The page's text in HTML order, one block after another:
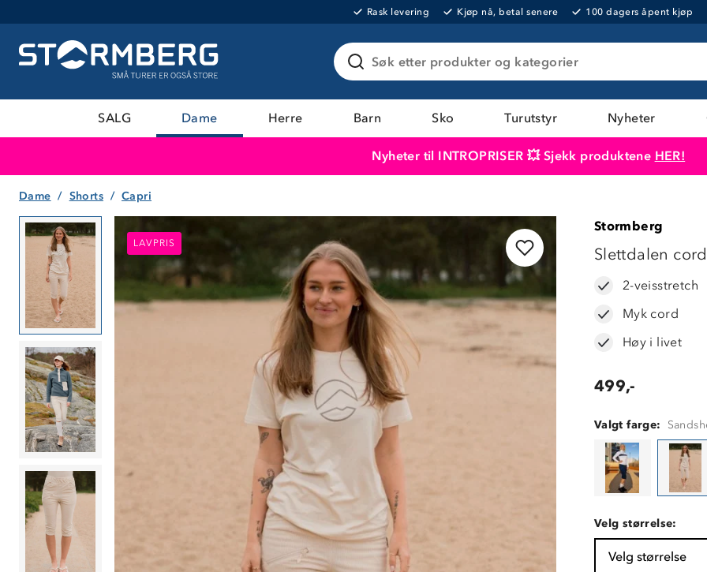
Rask levering Kjøp nå, betal senere 100 dagers åpent kjøp
Søk etter produkter og kategorier
SALG Dame Herre Barn Sko Turutstyr Nyheter
Nyheter til INTROPRISER 💥 Sjekk produktene HER!
Dame Shorts Capri
LAVPRIS
LAVPRIS
Stormberg
Slettdalen
2-veisstretch
Myk cord
Høy i livet
499,-
Valgt farge:
Velg størrelse:
Velg størrelse